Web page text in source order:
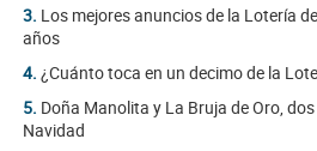
3. Los mejores anuncios de la Lotería
años
4. ¿Cuánto toca en un decimo de la
5. Doña Manolita y La Bruja de Oro,
Navidad